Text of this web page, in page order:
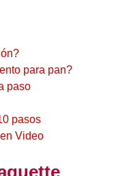
para pan?
paso
pasos
Video